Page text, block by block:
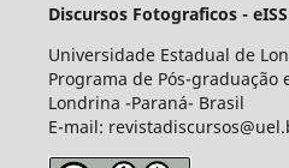
Discursos Fotograficos -
Universidade Estadual de
Programa de Pós-graduação
Londrina -Paraná- Brasil
E-mail: